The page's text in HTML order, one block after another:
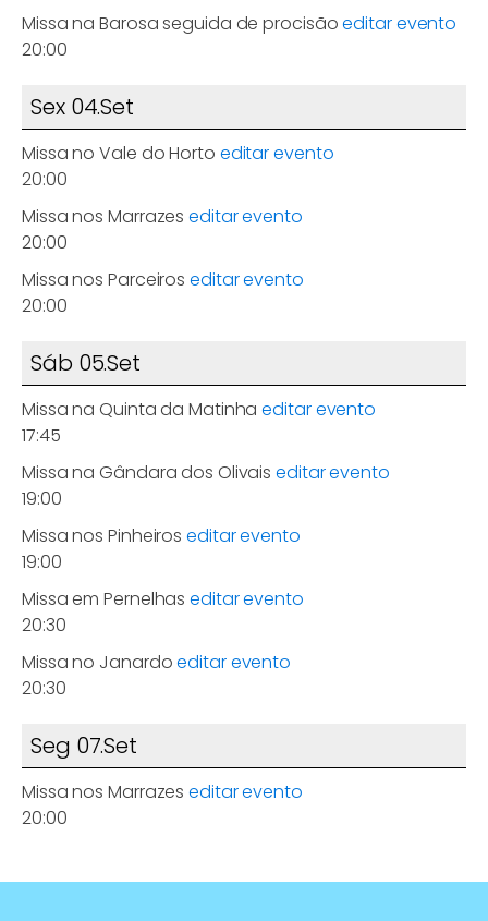
Missa na Barosa seguida de procisãoeditar evento
20:00
Sex 04.Set
Missa no Vale do Horto editar evento
20:00
Missa nos Marrazes editar evento
20:00
Missa nos Parceiros editar evento
20:00
Sáb 05.Set
Missa na Quinta da Matinha editar evento
17:45
Missa na Gândara dos Olivais editar evento
19:00
Missa nos Pinheiros editar evento
19:00
Missa em Pernelhas editar evento
20:30
Missa no Janardoeditar evento
20:30
Seg 07.Set
Missa nos Marrazes editar evento
20:00